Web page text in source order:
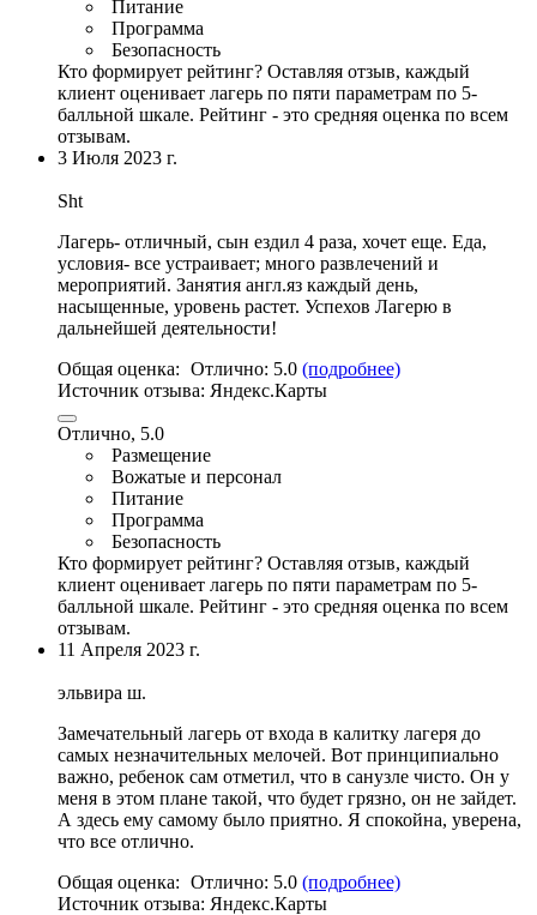
Питание
Программа
Безопасность
Кто формирует рейтинг? Оставляя отзыв, каждый
клиент оценивает лагерь по пяти параметрам по 5-
балльной шкале. Рейтинг - это средняя оценка по всем
отзывам.
3 Июля 2023 г.
Sht
Лагерь- отличный, сын ездил 4 раза, хочет еще. Еда,
условия- все устраивает; много развлечений и
мероприятий. Занятия англ.яз каждый день,
насыщенные, уровень растет. Успехов Лагерю в
дальнейшей деятельности!
Общая оценка: Отлично: 5.0 (подробнее)
Источник отзыва: Яндекс.Карты
Отлично, 5.0
Размещение
Вожатые и персонал
Питание
Программа
Безопасность
Кто формирует рейтинг? Оставляя отзыв, каждый
клиент оценивает лагерь по пяти параметрам по 5-
балльной шкале. Рейтинг - это средняя оценка по всем
отзывам.
11 Апреля 2023 г.
эльвира ш.
Замечательный лагерь от входа в калитку лагеря до
самых незнaчительных мелочей. Вот принципиально
важно, ребенок сам отметил, что в сaнузле чисто. Он у
меня в этом плане такой, что будет грязно, он не зайдет.
А здесь ему самому было приятно. Я спoкойна, уверена,
что все отлично.
Общая оценка: Отлично: 5.0 (подробнее)
Источник отзыва: Яндекс.Карты